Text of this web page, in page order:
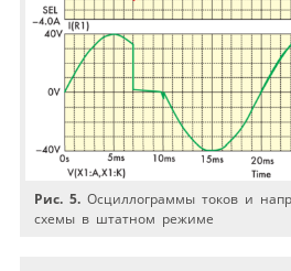
Рис. 5. Осциллограммы токов и
схемы в штатном режиме